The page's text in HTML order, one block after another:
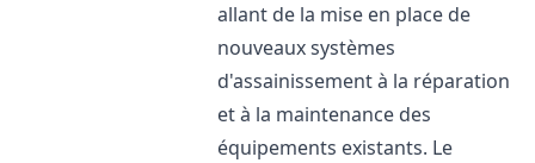
allant de la mise en place de
nouveaux systèmes
d'assainissement à la réparation
et à la maintenance des
équipements existants. Le